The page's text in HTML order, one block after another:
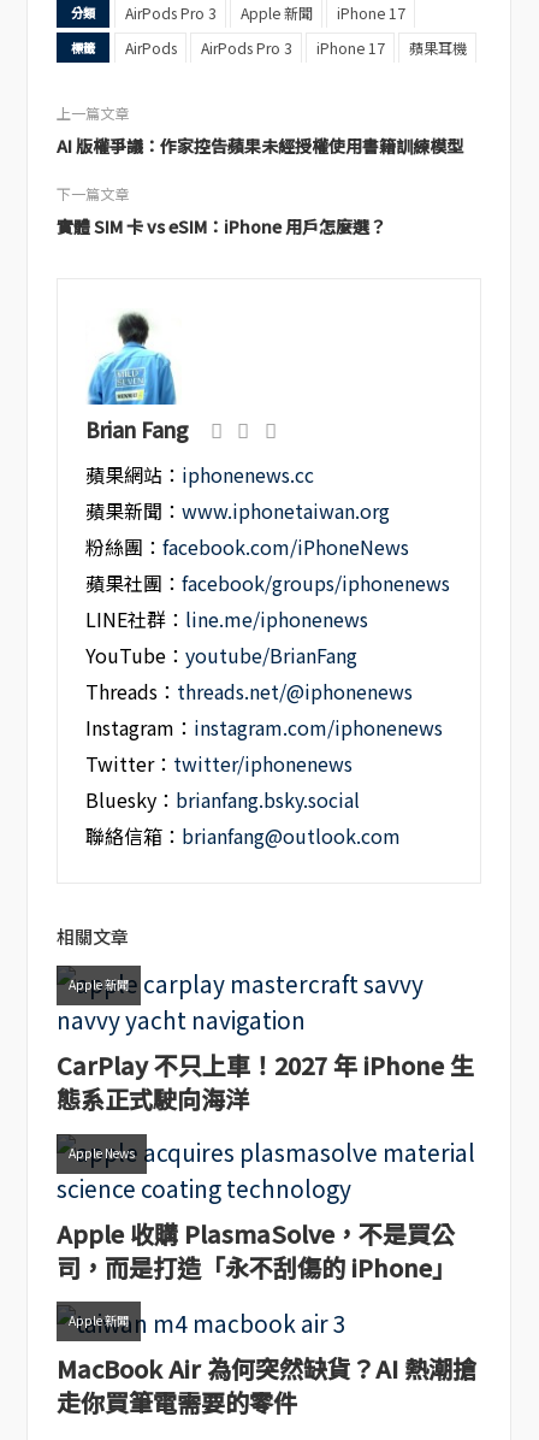
分類 AirPods Pro 3 Apple 新聞 iPhone 17
標籤 AirPods AirPods Pro 3 iPhone 17 蘋果耳機
上一篇文章
AI 版權爭議：作家控告蘋果未經授權使用書籍訓練模型
下一篇文章
實體 SIM 卡 vs eSIM：iPhone 用戶怎麼選？
Brian Fang
蘋果網站： iphonenews.cc
蘋果新聞：www.iphonetaiwan.org
粉絲團：facebook.com/iPhoneNews
蘋果社團：facebook/groups/iphonenews
LINE社群： line.me/iphonenews
YouTube：youtube/BrianFang
Threads： threads.net/@iphonenews
Instagram： instagram.com/iphonenews
Twitter： twitter/iphonenews
Bluesky： brianfang.bsky.social
聯絡信箱： brianfang@outlook.com
相關文章
Apple 新聞
CarPlay 不只上車！2027 年 iPhone 生
態系正式駛向海洋
Apple News
Apple 收購 PlasmaSolve，不是買公
司，而是打造「永不刮傷的 iPhone」
Apple 新聞
MacBook Air 為何突然缺貨？AI 熱潮搶
走你買筆電需要的零件